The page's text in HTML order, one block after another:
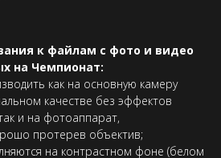
к файлам с фото и видео
на Чемпионат:
как на основную камеру
качестве без эффектов
и на фотоаппарат,
протерев объектив;
на контрастном фоне (белом